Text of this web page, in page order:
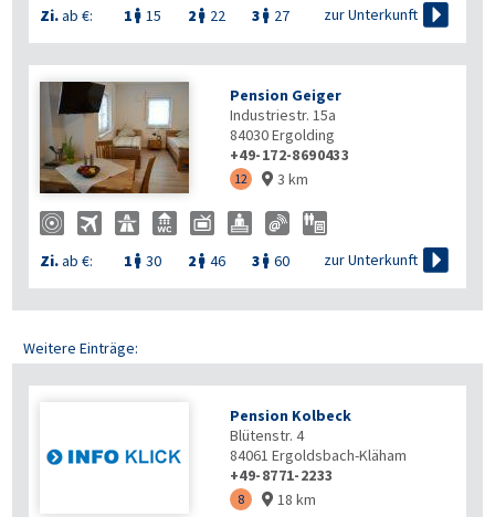
Zi.ab €: 1  15 2  22 3  27 zur Unterkunft 
Pension Geiger
Industriestr. 15a
84030Ergolding
+49-172-8690433
12  3 km
Zi.ab €: 1  30 2  46 3  60 zur Unterkunft 
Weitere Einträge:
Pension Kolbeck
Blütenstr. 4
84061 Ergoldsbach-Kläham
+49-8771-2233
8  18 km